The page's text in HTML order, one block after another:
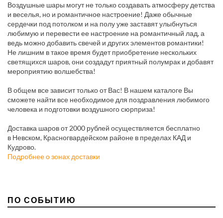
Воздушные шары могут не только создавать атмосферу детства
и веселья, но и романтичное настроение! Даже обычные
сердечки под потолком и на полу уже заставят улыбнуться
любимую и перевести ее настроение на романтичный лад, а
ведь можно добавить свечей и других элементов романтики!
Не лишним в такое время будет приобретение нескольких
светящихся шаров, они создадут приятный полумрак и добавят
мероприятию волшебства!
В общем все зависит только от Вас! В нашем каталоге Вы
сможете найти все необходимое для поздравления любимого
человека и подготовки воздушного сюрприза!
Доставка шаров от 2000 рублей осуществляется бесплатно
в Невском, Красногвардейском районе в пределах КАД и
Кудрово.
Подробнее о зонах доставки
ПО СОБЫТИЮ